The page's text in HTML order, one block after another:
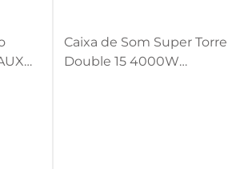
Caixa de Som Super Torre
Double 15 4000W